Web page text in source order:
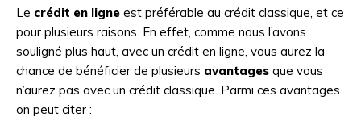
Le crédit en ligne est préférable au crédit classique, et ce
pour plusieurs raisons. En effet, comme nous l’avons
souligné plus haut, avec un crédit en ligne, vous aurez la
chance de bénéficier de plusieurs avantages que vous
n’aurez pas avec un crédit classique. Parmi ces avantages
on peut citer :